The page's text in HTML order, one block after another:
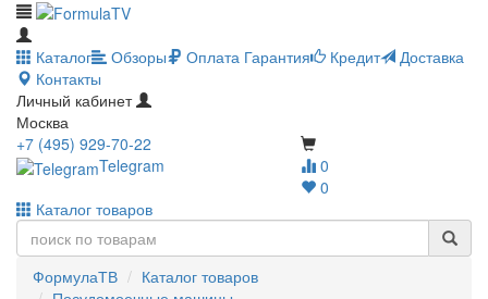
Каталог Обзоры Оплата Гарантия Кредит
Доставка
Контакты
Личный кабинет
Москва
0
0
+7 (495) 929-70-22
Telegram
Каталог товаров
ФормулаТВ
Каталог товаров